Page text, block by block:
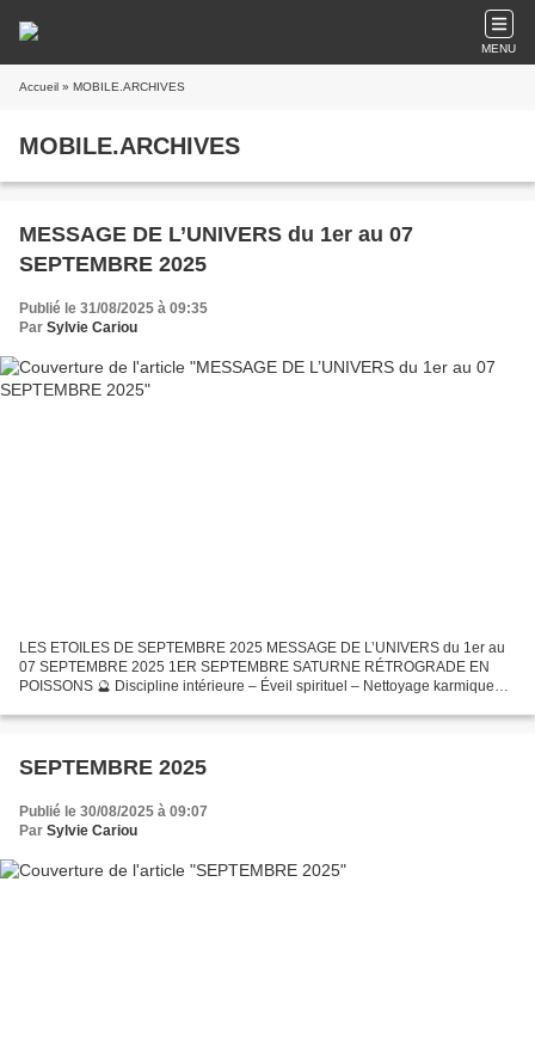
MENU
Accueil » MOBILE.ARCHIVES
MOBILE.ARCHIVES
MESSAGE DE L’UNIVERS du 1er au 07
SEPTEMBRE 2025
Publié le 31/08/2025 à 09:35
Par Sylvie Cariou
LES ETOILES DE SEPTEMBRE 2025 MESSAGE DE L’UNIVERS du 1er au
07 SEPTEMBRE 2025 1ER SEPTEMBRE SATURNE RÉTROGRADE EN
POISSONS 🔮 Discipline intérieure – Éveil spirituel – Nettoyage karmique
SEPTEMBRE 2025
Publié le 30/08/2025 à 09:07
Par Sylvie Cariou